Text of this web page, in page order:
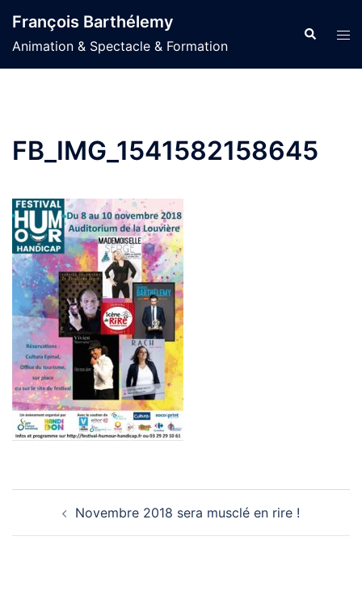
au
contenu
François Barthélemy
Animation & Spectacle & Formation
FB_IMG_1541582158645
d’articleNovembre 2018 sera musclé en rire !